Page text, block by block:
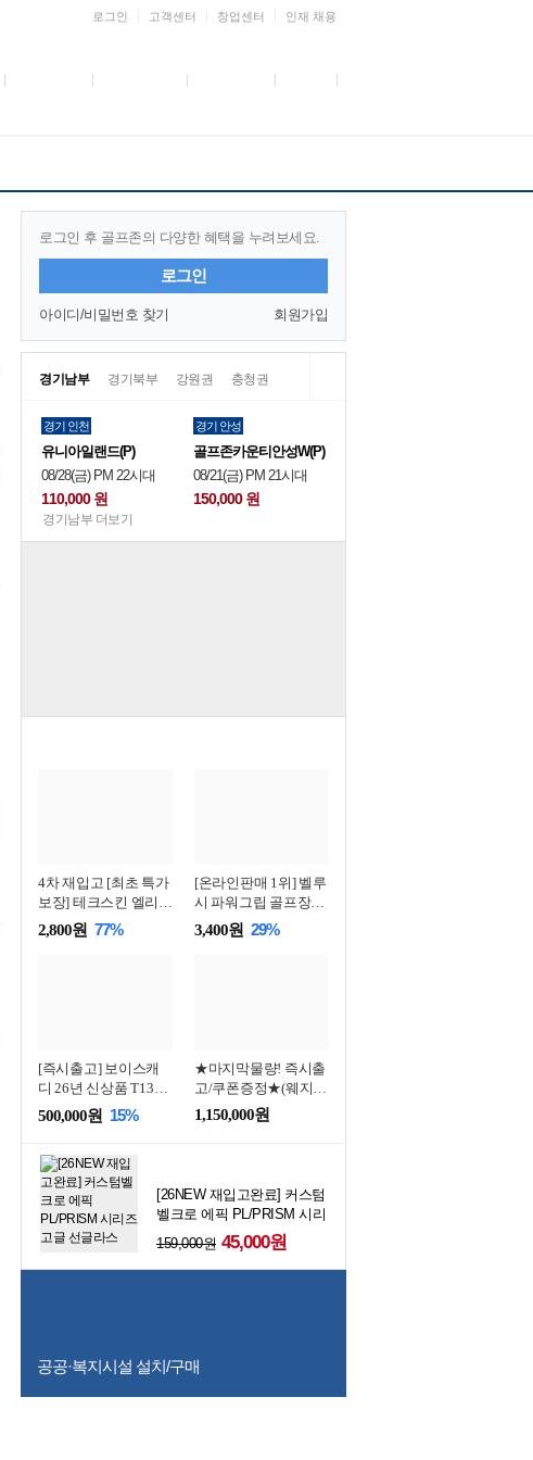
로그인 고객센터 창업센터 인재 채용
로그인 후 골프존의 다양한 혜택을 누려보세요.
로그인
아이디/비밀번호 찾기 회원가입
경기남부 경기북부 강원권 충청권
경기남부 더보기
경기 인천
유니아일랜드(P)
08/28(금) PM 22시대
110,000 원
경기 안성
골프존카운티안성W(P)
08/21(금) PM 21시대
150,000 원
4차 재입고 [최초 특가
보장] 테크스킨 엘리트
핏·플렉스 핏·퍼펙트
러쉬 골프장갑 (합피/
2,800원 77%
[온라인판매 1위] 벨루
시 파워그립 골프장갑
합피/반양피/올양피/
반장갑 4종 택1 (남성
3,400원 29%
[즉시출고] 보이스캐
디 26년 신상품 T13
PRO 워치형 거리측정
500,000원 15%
★마지막물량! 즉시출
고/쿠폰증정★(웨지
증정)스릭슨
ZXI5/ZXI7 남성 스틸 7
1,150,000원
[26NEW 재입고완료] 커스텀
벨크로 에픽 PL/PRISM 시리
즈 고글 선글라스
159,000원 45,000원
공공·복지시설 설치/구매